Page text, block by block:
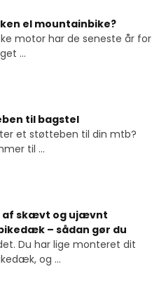
el mountainbike?
motor har de seneste år for
...
til bagstel
et støtteben til din mtb?
til ...
af skævt og ujævnt
– sådan gør du
Du har lige monteret dit
og ...